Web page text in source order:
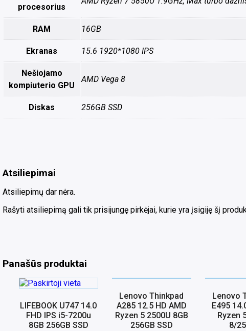
procesorius
RAM 16GB
Ekranas 15.6 1920*1080 IPS
Nešiojamo
kompiuterio GPU
AMD Vega 8
Diskas 256GB SSD
Atsiliepimai
Atsiliepimų dar nėra.
Rašyti atsiliepimą gali tik prisijungę pirkėjai, kurie yra įsigiję šį
Panašūs produktai
LIFEBOOK U747 14.0
FHD IPS i5-7200u
8GB 256GB SSD
Lenovo Thinkpad
A285 12.5 HD AMD
Ryzen 5 2500U 8GB
256GB SSD
Lenovo
E495
Ryzen
8/